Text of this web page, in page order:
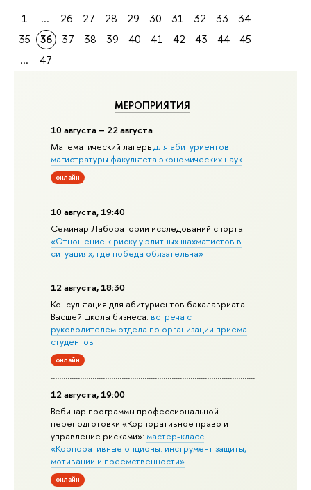
МЕРОПРИЯТИЯ
10 августа – 22 августа
Математический лагерьдля абитуриентов
магистратуры факультета экономических наук
онлайн
10 августа, 19:40
Семинар Лаборатории исследований спорта
«Отношение к риску у элитных шахматистов в
ситуациях, где победа обязательна»
12 августа, 18:30
Консультация для абитуриентов бакалавриата
Высшей школы бизнеса: встреча с
руководителем отдела по организации приема
студентов
онлайн
12 августа, 19:00
Вебинар программы профессиональной
переподготовки «Корпоративное право и
управление рисками»:мастер-класс
«Корпоративные опционы: инструмент защиты,
мотивации и преемственности»
онлайн
1 ... 26 27 28 29 30 31 32 33
34
35
36 37 38 39 40 41 42 43 44
45
...
47